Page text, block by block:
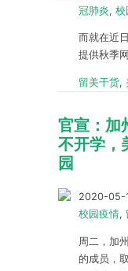
冠肺炎, 校
而就在近
提供秋季
留美干货,
官宣：加
不开学，
园
2020-05-
校园疫情,
周二，加
的成员，